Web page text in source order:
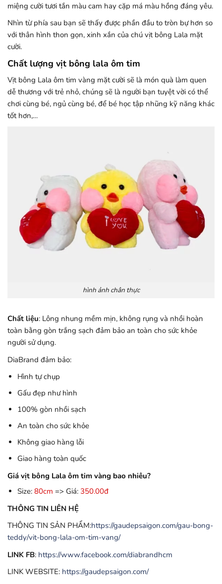
miệng cười tươi tắn màu cam hay cặp má màu hồng đáng yêu.
Nhìn từ phía sau bạn sẽ thấy được phần đầu to tròn bự hơn so
với thân hình thon gọn, xinh xắn của chú vịt bông Lala mặt
cười.
Chất lượng vịt bông lala ôm tim
Vịt bông Lala ôm tim vàng mặt cười sẽ là món quà làm quen
dễ thương với trẻ nhỏ, chúng sẽ là người bạn tuyệt vời có thể
chơi cùng bé, ngủ cùng bé, để bé học tập nhũng kỹ năng khác
tốt hơn,…
hình ảnh chân thực
Chất liệu: Lông nhung mềm mịn, không rụng và nhồi hoàn
toàn bằng gòn trắng sạch đảm bảo an toàn cho sức khỏe
người sử dụng.
DiaBrand đảm bảo:
Hình tự chụp
Gấu đẹp như hình
100% gòn nhồi sạch
An toàn cho sức khỏe
Không giao hàng lỗi
Giao hàng toàn quốc
Giá vịt bông Lala ôm tim vàng bao nhiêu?
Size: 80cm => Giá: 350.00đ
THÔNG TIN LIÊN HỆ
THÔNG TIN SẢN PHẨM:https://gaudepsaigon.com/gau-bong-
teddy/vit-bong-lala-om-tim-vang/
LINK FB: https://www.facebook.com/diabrandhcm
LINK WEBSITE: https://gaudepsaigon.com/